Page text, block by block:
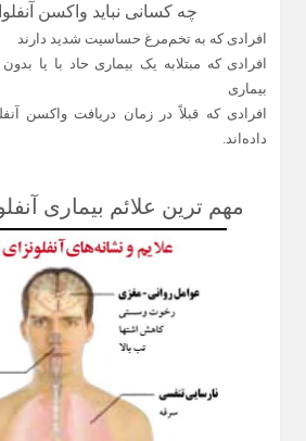
چه کسانی نباید واکسن
افرادی که به تخم‌مرغ حساسیت شدید دارند
افرادی که مبتلابه یک بیماری حاد با یا
بیماری
افرادی که قبلاً در زمان دریافت واکسن
داده‌اند
مهم ترین علائم بیماری